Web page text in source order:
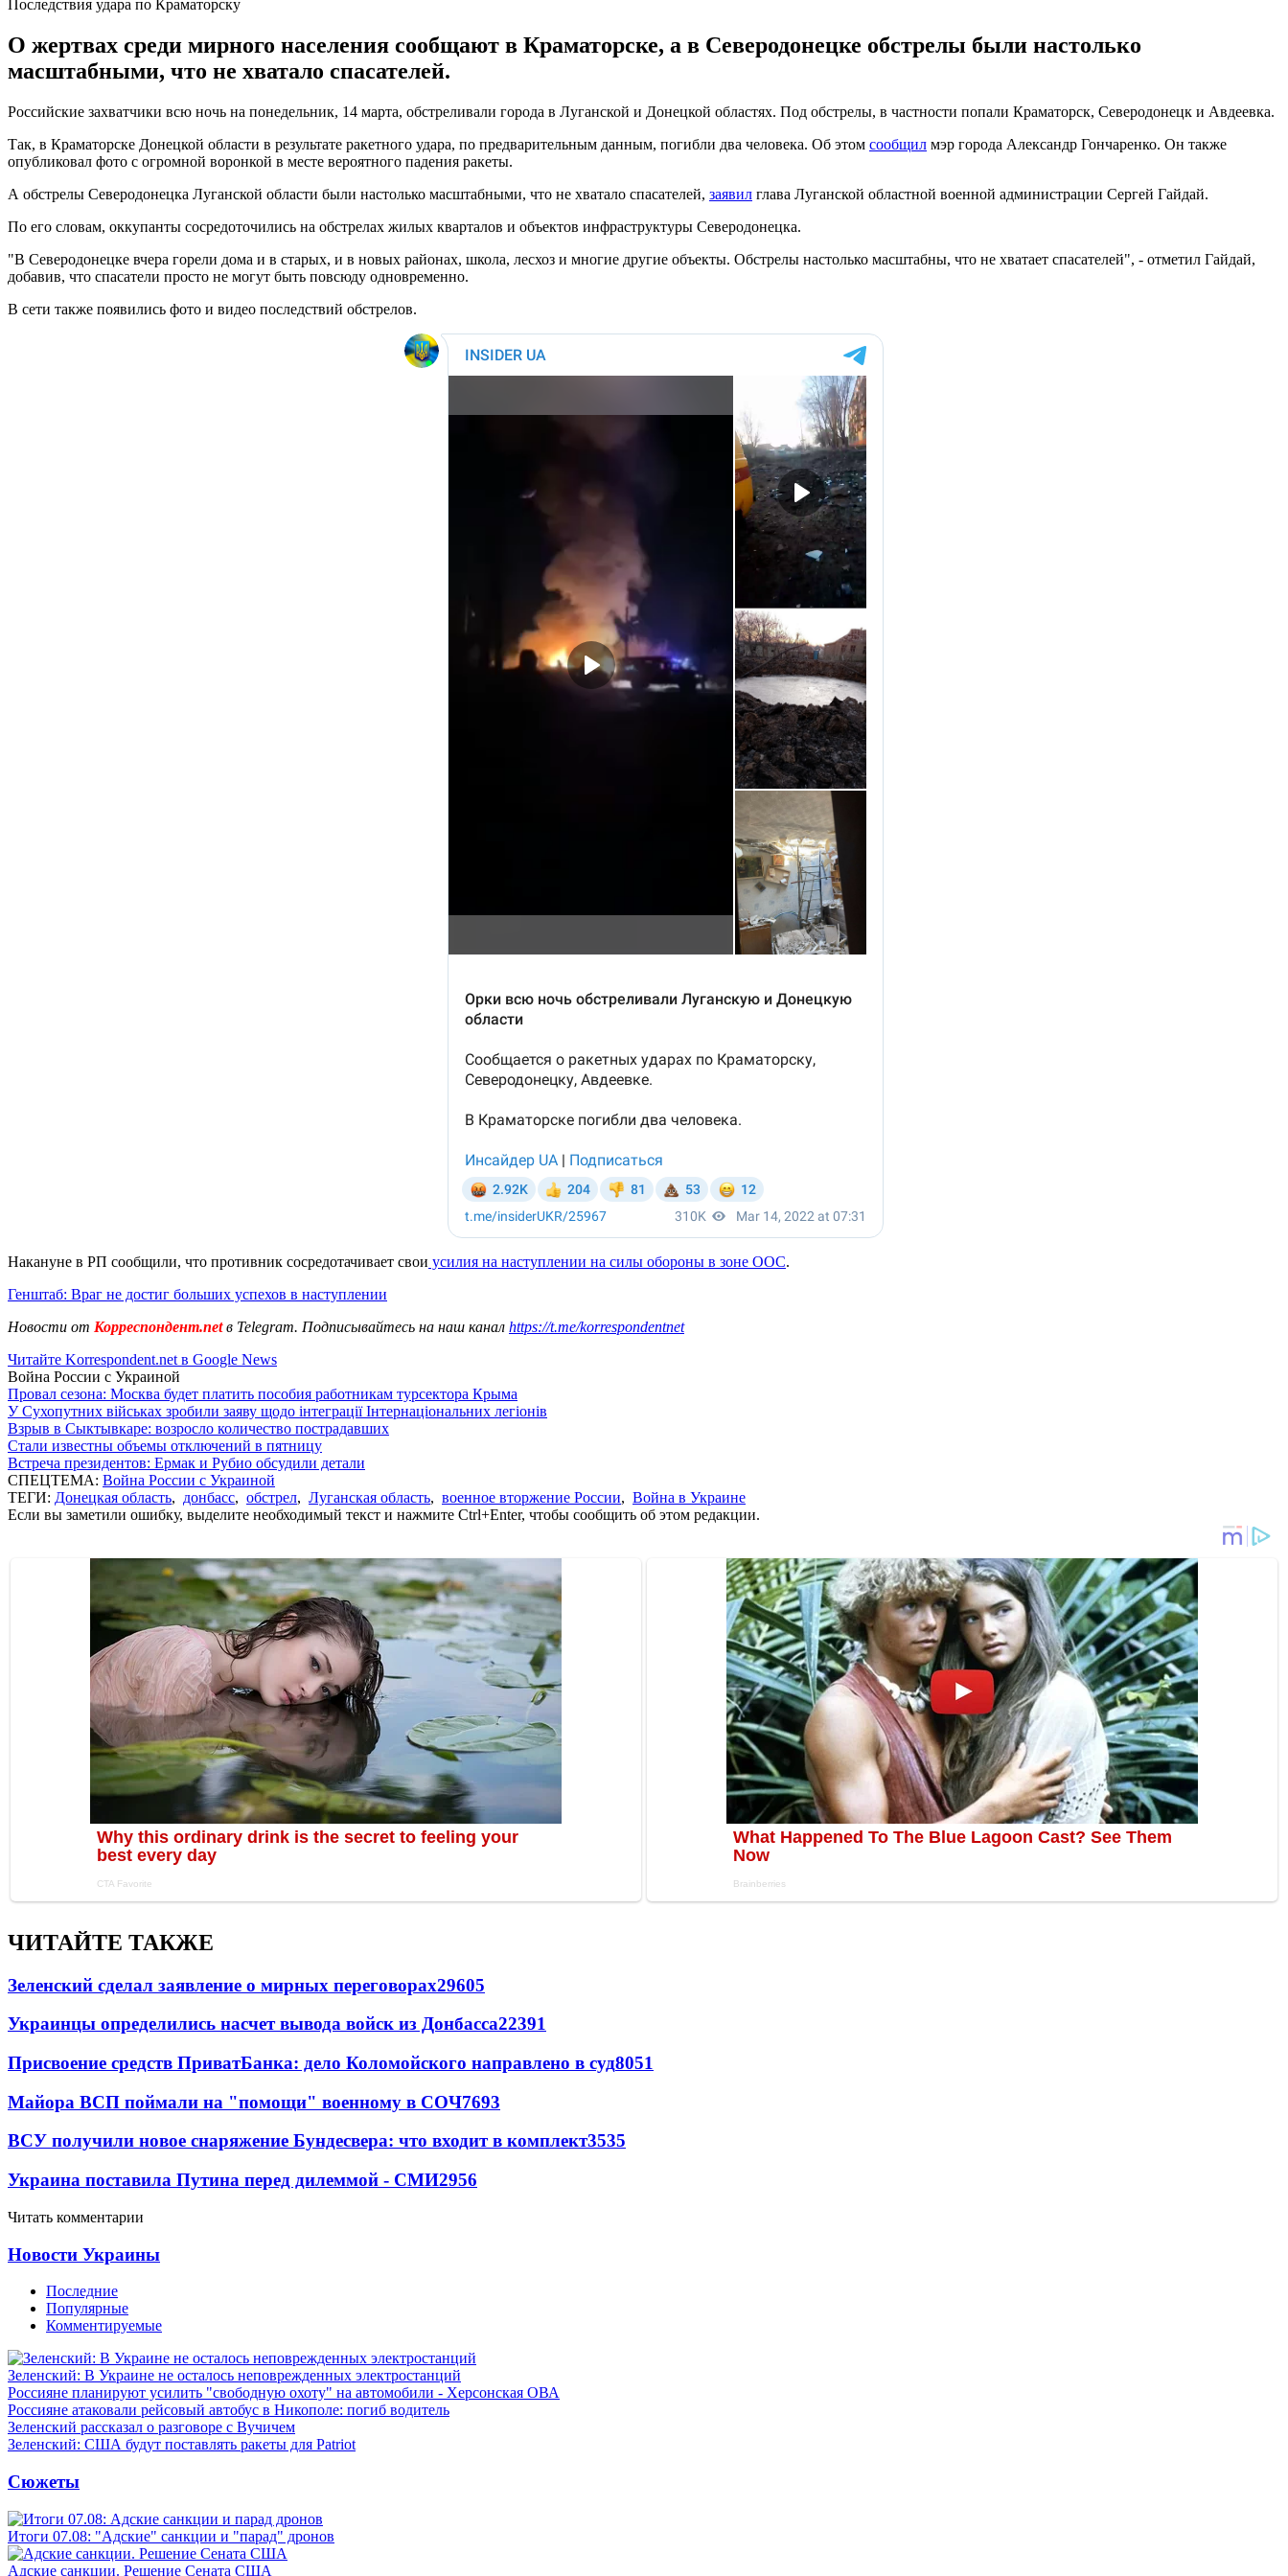
Последствия удара по Краматорску
О жертвах среди мирного населения сообщают в Краматорске, а в Северодонецке обстрелы были настолько
масштабными, что не хватало спасателей.
Российские захватчики всю ночь на понедельник, 14 марта, обстреливали города в Луганской и Донецкой областях. Под обстрелы, в частности попали Краматорск, Северодонецк и Авдеевка.
Так, в Краматорске Донецкой области в результате ракетного удара, по предварительным данным, погибли два человека. Об этом сообщил мэр города Александр Гончаренко. Он также
опубликовал фото с огромной воронкой в месте вероятного падения ракеты.
А обстрелы Северодонецка Луганской области были настолько масштабными, что не хватало спасателей, заявил глава Луганской областной военной администрации Сергей Гайдай.
По его словам, оккупанты сосредоточились на обстрелах жилых кварталов и объектов инфраструктуры Северодонецка.
"В Северодонецке вчера горели дома и в старых, и в новых районах, школа, лесхоз и многие другие объекты. Обстрелы настолько масштабны, что не хватает спасателей", - отметил Гайдай,
добавив, что спасатели просто не могут быть повсюду одновременно.
В сети также появились фото и видео последствий обстрелов.
Накануне в РП сообщили, что противник сосредотачивает свои усилия на наступлении на силы обороны в зоне ООС.
Генштаб: Враг не достиг больших успехов в наступлении
Новости от Корреспондент.netв Telegram. Подписывайтесь на наш канал https://t.me/korrespondentnet
Читайте Korrespondent.net в Google News
Война России с Украиной
Провал сезона: Москва будет платить пособия работникам турсектора Крыма
У Сухопутних військах зробили заяву щодо інтеграції Інтернаціональних легіонів
Взрыв в Сыктывкаре: возросло количество пострадавших
Стали известны объемы отключений в пятницу
Встреча президентов: Ермак и Рубио обсудили детали
СПЕЦТЕМА: Война России с Украиной
ТЕГИ: Донецкая область, донбасс, обстрел, Луганская область, военное вторжение России, Война в Украине
Если вы заметили ошибку, выделите необходимый текст и нажмите Ctrl+Enter, чтобы сообщить об этом редакции.
ЧИТАЙТЕ ТАКЖЕ
Зеленский сделал заявление о мирных переговорах29605
Украинцы определились насчет вывода войск из Донбасса22391
Присвоение средств ПриватБанка: дело Коломойского направлено в суд8051
Майора ВСП поймали на "помощи" военному в СОЧ7693
ВСУ получили новое снаряжение Бундесвера: что входит в комплект3535
Украина поставила Путина перед дилеммой - СМИ2956
Читать комментарии
Новости Украины
Последние
Популярные
Комментируемые
Зеленский: В Украине не осталось неповрежденных электростанций
Россияне планируют усилить "свободную охоту" на автомобили - Херсонская ОВА
Россияне атаковали рейсовый автобус в Никополе: погиб водитель
Зеленский рассказал о разговоре с Вучичем
Зеленский: США будут поставлять ракеты для Patriot
Сюжеты
Итоги 07.08: "Адские" санкции и "парад" дронов
Адские санкции. Решение Сената США